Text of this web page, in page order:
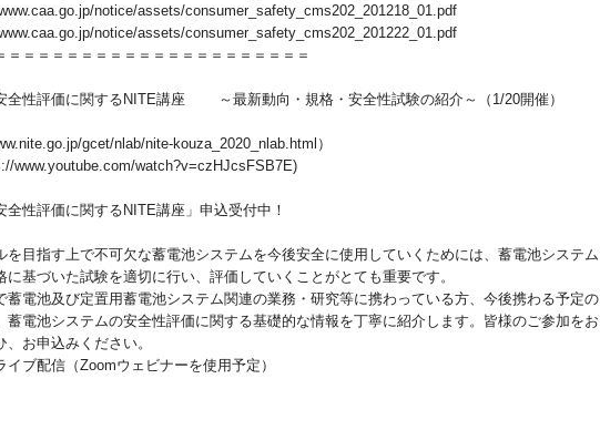
notice/assets/consumer_safety_cms202_201218_01.pdf
notice/assets/consumer_safety_cms202_201222_01.pdf
＝＝＝＝＝＝＝＝＝＝＝＝＝＝＝＝＝＝＝＝＝
全性評価に関するNITE講座 ～最新動向・規格・安全性試験の紹介～（1/20開催）
gcet/nlab/nite-kouza_2020_nlab.html）
watch?v=czHJcsFSB7E)
全性評価に関するNITE講座」申込受付中！
を目指す上で不可欠な蓄電池システムを今後安全に使用していくためには、蓄電池システム
基づいた試験を適切に行い、評価していくことがとても重要です。
蓄電池及び定置用蓄電池システム関連の業務・研究等に携わっている方、今後携わる予定の
蓄電池システムの安全性評価に関する基礎的な情報を丁寧に紹介します。皆様のご参加をお
お申込みください。
ブ配信（Zoomウェビナーを使用予定）